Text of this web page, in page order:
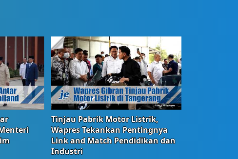
Tinjau Pabrik Motor Listrik,
Wapres Tekankan Pentingnya
Link and Match Pendidikan dan
Industri